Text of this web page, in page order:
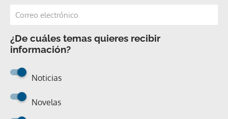
¿De cuáles temas quieres recibir
información?
Noticias
Novelas